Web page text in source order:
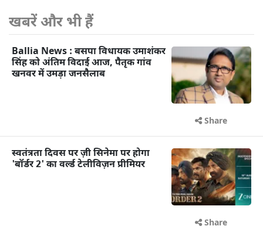
खबरें और भी हैं
Ballia News : बसपा विधायक उमाशंकर
सिंह को अंतिम विदाई आज, पैतृक गांव
खनवर में उमड़ा जनसैलाब
Share
स्वतंत्रता दिवस पर ज़ी सिनेमा पर होगा
'बॉर्डर 2' का वर्ल्ड टेलीविज़न प्रीमियर
Share